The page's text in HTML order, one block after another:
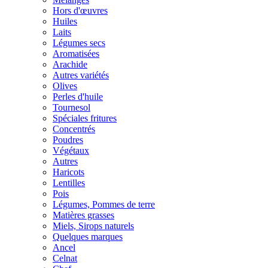
Hors d'œuvres
Huiles
Laits
Légumes secs
Aromatisées
Arachide
Autres variétés
Olives
Perles d'huile
Tournesol
Spéciales fritures
Concentrés
Poudres
Végétaux
Autres
Haricots
Lentilles
Pois
Légumes, Pommes de terre
Matières grasses
Miels, Sirops naturels
Quelques marques
Ancel
Celnat